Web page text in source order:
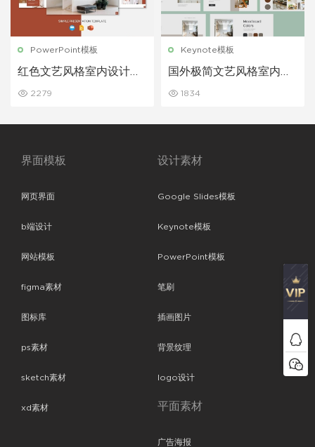
PowerPoint模板
红色文艺风格室内设计家
2279
Keynote模板
国外极简文艺风格室内设
模板
1834
界面模板
网页界面
b端设计
网站模板
figma素材
图标库
ps素材
sketch素材
xd素材
设计素材
Google Slides模板
Keynote模板
PowerPoint模板
笔刷
插画图片
背景纹理
logo设计
平面素材
广告海报